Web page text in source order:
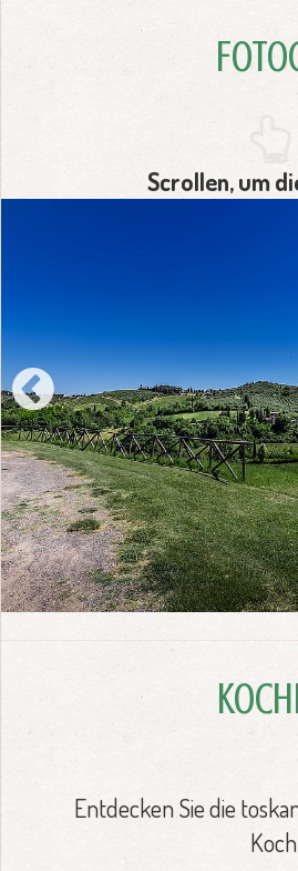
Scrollen, um
Entdecken Sie die